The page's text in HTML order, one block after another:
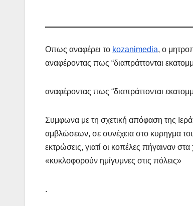
Οπως αναφέρει το kozanimedia, ο
αναφέροντας πως “διαπράττονται
αναφέροντας πως “διαπράττονται
Συμφωνα με τη σχετική απόφαση της
αμβλώσεων, σε συνέχεια στο κυρηγμα
εκτρώσεις, γιατί οι κοπέλες πήγαιναν
«κυκλοφορούν ημίγυμνες στις πόλεις»
.